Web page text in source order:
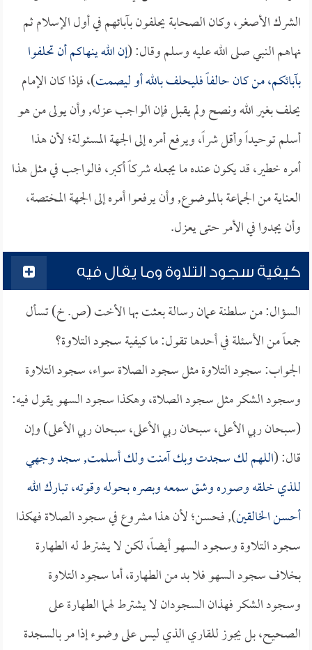
الشرك الأصغر، وكان الصحابة يحلفون بآبائهم في أول الإسلام ثم
نهاهم النبي صلى الله عليه وسلم وقال: (إن الله ينهاكم أن تحلفوا
بآبائكم، من كان حالفاً فليحلف بالله أو ليصمت)، فإذا كان الإمام
يحلف بغير الله ونصح ولم يقبل فإن الواجب عزله, وأن يولى من هو
أسلم توحيداً وأقل شراً، ويرفع أمره إلى الجهة المسئولة؛ لأن هذا
أمره خطير، قد يكون عنده ما يجعله شركاً أكبر، فالواجب في مثل هذا
العناية من الجماعة بالموضوع, وأن يرفعوا أمره إلى الجهة المختصة،
وأن يجدوا في الأمر حتى يعزل.
كيفية سجود التلاوة وما يقال فيه
السؤال: من سلطنة عمان رسالة بعثت بها الأخت (ص. خ) تسأل
جمعاً من الأسئلة في أحدها تقول: ما كيفية سجود التلاوة؟
الجواب: سجود التلاوة مثل سجود الصلاة سواء، سجود التلاوة
وسجود الشكر مثل سجود الصلاة، وهكذا سجود السهو يقول فيه:
(سبحان ربي الأعلى، سبحان ربي الأعلى، سبحان ربي الأعلى) وإن
قال: (اللهم لك سجدت وبك آمنت ولك أسلمت, سجد وجهي
للذي خلقه وصوره وشق سمعه وبصره بحوله وقوته، تبارك الله
أحسن الخالقين), فحسن؛ لأن هذا مشروع في سجود الصلاة فهكذا
سجود التلاوة وسجود السهو أيضاً، لكن لا يشترط له الطهارة
بخلاف سجود السهو فلا بد من الطهارة، أما سجود التلاوة
وسجود الشكر فهذان السجودان لا يشترط لهما الطهارة على
الصحيح، بل يجوز للقاري الذي ليس على وضوء إذا مر بالسجدة